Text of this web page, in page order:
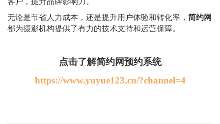
无论是节省人力成本，还是提升用户体验和转化率， 简约网
都为摄影机构提供了有力的技术支持和运营保障。
点击了解简约网预约系统
https://www.yuyue123.cn/?channel=4